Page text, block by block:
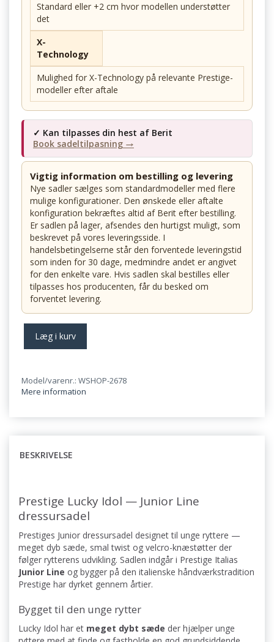
Standard eller +2 cm hvor modellen understøtter
det
X-
Technology
Mulighed for X-Technology på relevante Prestige-
modeller efter aftale
✓ Kan tilpasses din hest af Berit
Book sadeltilpasning →
Vigtig information om bestilling og levering
Nye sadler sælges som standardmodeller med flere
mulige konfigurationer. Den ønskede eller aftalte
konfiguration bekræftes altid af Berit efter bestilling.
Er sadlen på lager, afsendes den hurtigst muligt, som
beskrevet på vores leveringsside. I
handelsbetingelserne står den forventede leveringstid
som inden for 30 dage, medmindre andet er angivet
for den enkelte vare. Hvis sadlen skal bestilles eller
tilpasses hos producenten, får du besked om
forventet levering.
Læg i kurv
Model/varenr.: WSHOP-2678
Mere information
BESKRIVELSE
Prestige Lucky Idol — Junior Line
dressursadel
Prestiges Junior dressursadel designet til unge ryttere —
meget dyb sæde, smal twist og velcro-knæstøtter der
følger rytterens udvikling. Sadlen indgår i Prestige Italias
Junior Line og bygger på den italienske håndværkstradition
Prestige har dyrket gennem årtier.
Bygget til den unge rytter
Lucky Idol har et meget dybt sæde der hjælper unge